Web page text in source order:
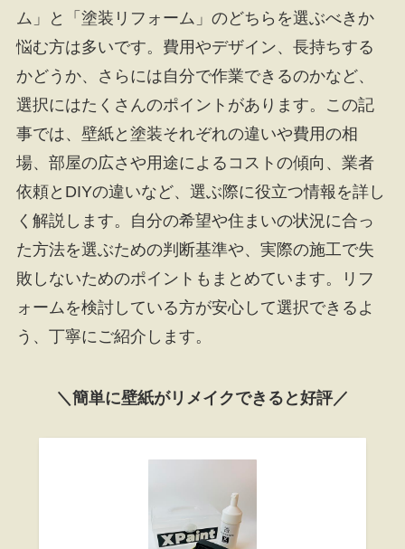
ム」と「塗装リフォーム」のどちらを選ぶべきか
悩む方は多いです。費用やデザイン、長持ちする
かどうか、さらには自分で作業できるのかなど、
選択にはたくさんのポイントがあります。この記
事では、壁紙と塗装それぞれの違いや費用の相
場、部屋の広さや用途によるコストの傾向、業者
依頼とDIYの違いなど、選ぶ際に役立つ情報を詳し
く解説します。自分の希望や住まいの状況に合っ
た方法を選ぶための判断基準や、実際の施工で失
敗しないためのポイントもまとめています。リフ
ォームを検討している方が安心して選択できるよ
う、丁寧にご紹介します。
＼簡単に壁紙がリメイクできると好評／